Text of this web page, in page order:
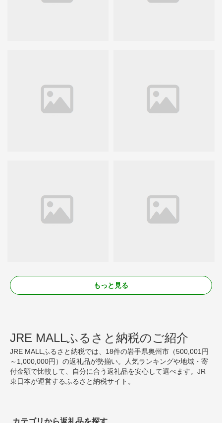
もっと見る
JRE MALLふるさと納税のご紹介
JRE MALLふるさと納税では、18件の岩手県奥州市（500,001円
～1,000,000円）の返礼品が勢揃い。人気ランキングや地域・寄
付金額で比較して、自分に合う返礼品を安心して選べます。JR
東日本が運営するふるさと納税サイト。
カテゴリから返礼品を探す